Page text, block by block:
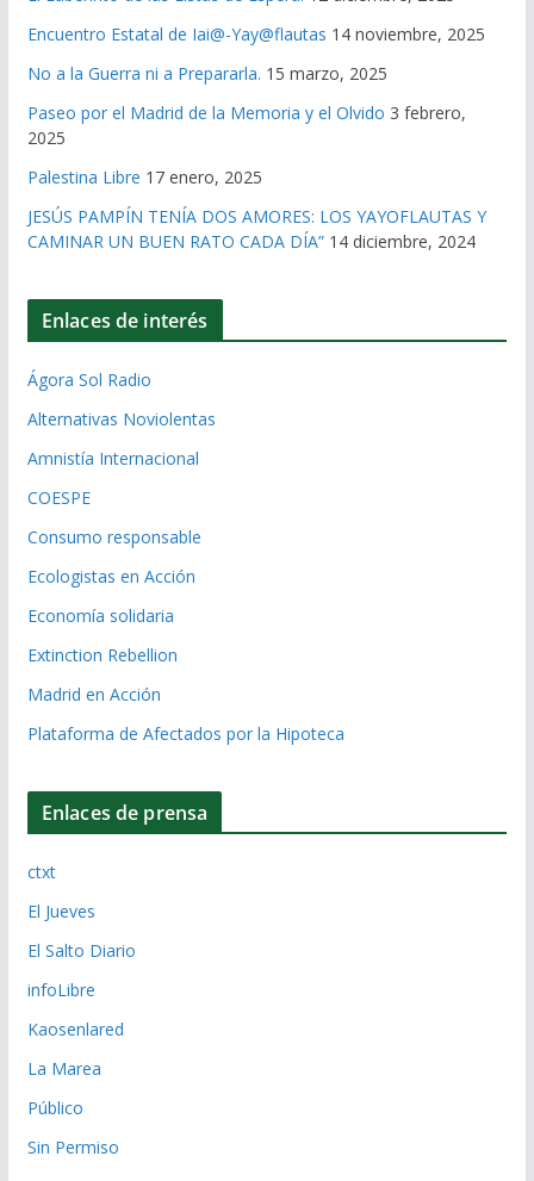
Encuentro Estatal de Iai@-Yay@flautas 14 noviembre, 2025
No a la Guerra ni a Prepararla. 15 marzo, 2025
Paseo por el Madrid de la Memoria y el Olvido 3 febrero,
2025
Palestina Libre 17 enero, 2025
JESÚS PAMPÍN TENÍA DOS AMORES: LOS YAYOFLAUTAS Y
CAMINAR UN BUEN RATO CADA DÍA” 14 diciembre, 2024
Enlaces de interés
Ágora Sol Radio
Alternativas Noviolentas
Amnistía Internacional
COESPE
Consumo responsable
Ecologistas en Acción
Economía solidaria
Extinction Rebellion
Madrid en Acción
Plataforma de Afectados por la Hipoteca
Enlaces de prensa
ctxt
El Jueves
El Salto Diario
infoLibre
Kaosenlared
La Marea
Público
Sin Permiso